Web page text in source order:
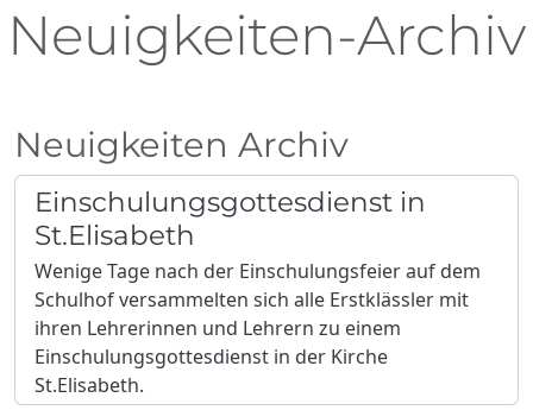
Neuigkeiten-Archiv
Neuigkeiten Archiv
Einschulungsgottesdienst in
St.Elisabeth
Wenige Tage nach der Einschulungsfeier auf dem
Schulhof versammelten sich alle Erstklässler mit
ihren Lehrerinnen und Lehrern zu einem
Einschulungsgottesdienst in der Kirche
St.Elisabeth.